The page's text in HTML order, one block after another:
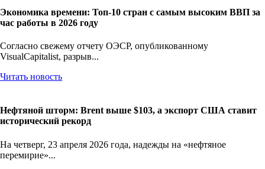
Экономика времени: Топ-10 стран с самым высоким ВВП за
час работы в 2026 году
Согласно свежему отчету ОЭСР, опубликованному
VisualCapitalist, разрыв...
Читать новость
Нефтяной шторм: Brent выше $103, а экспорт США ставит
исторический рекорд
На четверг, 23 апреля 2026 года, надежды на «нефтяное
перемирие»...